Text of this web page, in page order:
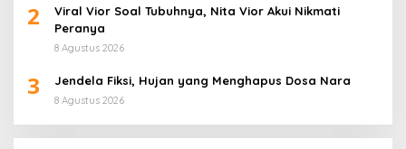
2
Viral Vior Soal Tubuhnya, Nita Vior Akui Nikmati
Peranya
8 Agustus 2026
3 Jendela Fiksi, Hujan yang Menghapus Dosa Nara
8 Agustus 2026